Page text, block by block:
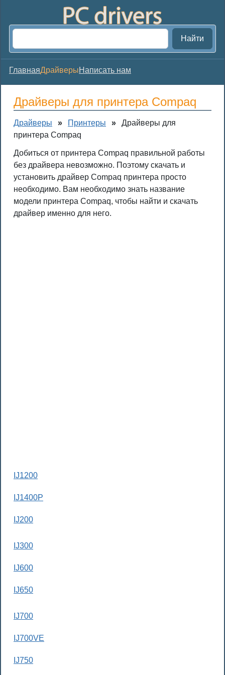
Найти
ГлавнаяДрайверыНаписать нам
Драйверы для принтера Compaq
Драйверы » Принтеры »
Драйверы для
принтера Compaq
Добиться от принтера Compaq правильной работы
без драйвера невозможно. Поэтому скачать и
установить драйвер Compaq принтера просто
необходимо. Вам необходимо знать название
модели принтера Compaq, чтобы найти и скачать
драйвер именно для него.
IJ1200
IJ1400P
IJ200
IJ300
IJ600
IJ650
IJ700
IJ700VE
IJ750